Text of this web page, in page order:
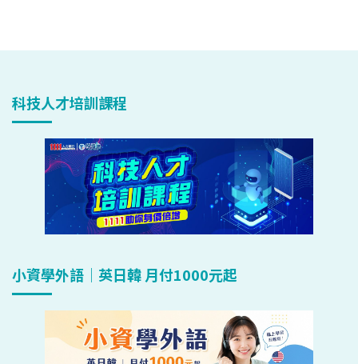
科技人才培訓課程
小資學外語｜英日韓 月付1000元起